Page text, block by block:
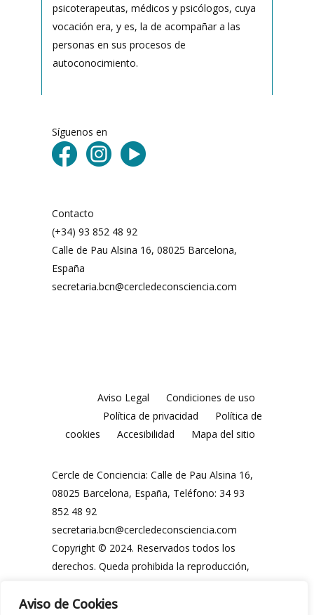
Aviso de Cookies
psicoterapeutas, médicos y psicólogos, cuya
vocación era, y es, la de acompañar a las
personas en sus procesos de
autoconocimiento.
Síguenos en
Contacto
(+34) 93 852 48 92
Calle de Pau Alsina 16, 08025 Barcelona,
España
secretaria.bcn@cercledeconsciencia.com
Aviso Legal
Condiciones de uso
Política de privacidad
Política de
cookies
Accesibilidad Mapa del sitio
Cercle de Conciencia: Calle de Pau Alsina 16,
08025 Barcelona, España, Teléfono: 34 93
852 48 92
secretaria.bcn@cercledeconsciencia.com
Copyright © 2024. Reservados todos los
derechos. Queda prohibida la reproducción,
utilización, total o parcial, de los contenidos